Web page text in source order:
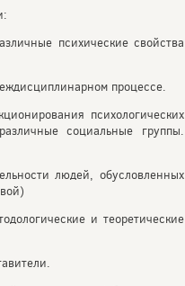
психические свойства
процессе.
психологических
социальные группы.
людей, обусловленных
и теоретические